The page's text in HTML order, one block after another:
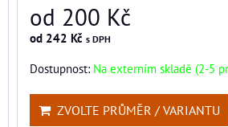
od 200 Kč
od 242 Kč s DPH
Dostupnost: Na externím skladě (2-5
ZVOLTE PRŮMĚR / VARIANTU